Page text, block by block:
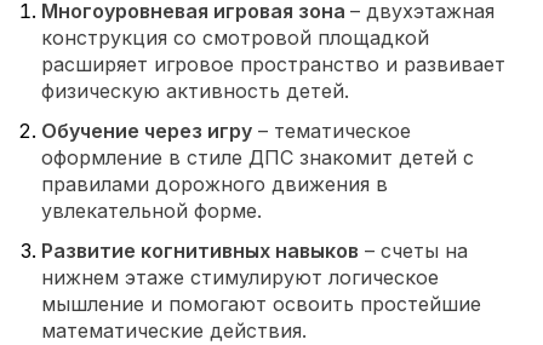
Многоуровневая игровая зона– двухэтажная
конструкция со смотровой площадкой
расширяет игровое пространство и развивает
физическую активность детей.
Обучение через игру – тематическое
оформление в стиле ДПС знакомит детей с
правилами дорожного движения в
увлекательной форме.
Развитие когнитивных навыков – счеты на
нижнем этаже стимулируют логическое
мышление и помогают освоить простейшие
математические действия.